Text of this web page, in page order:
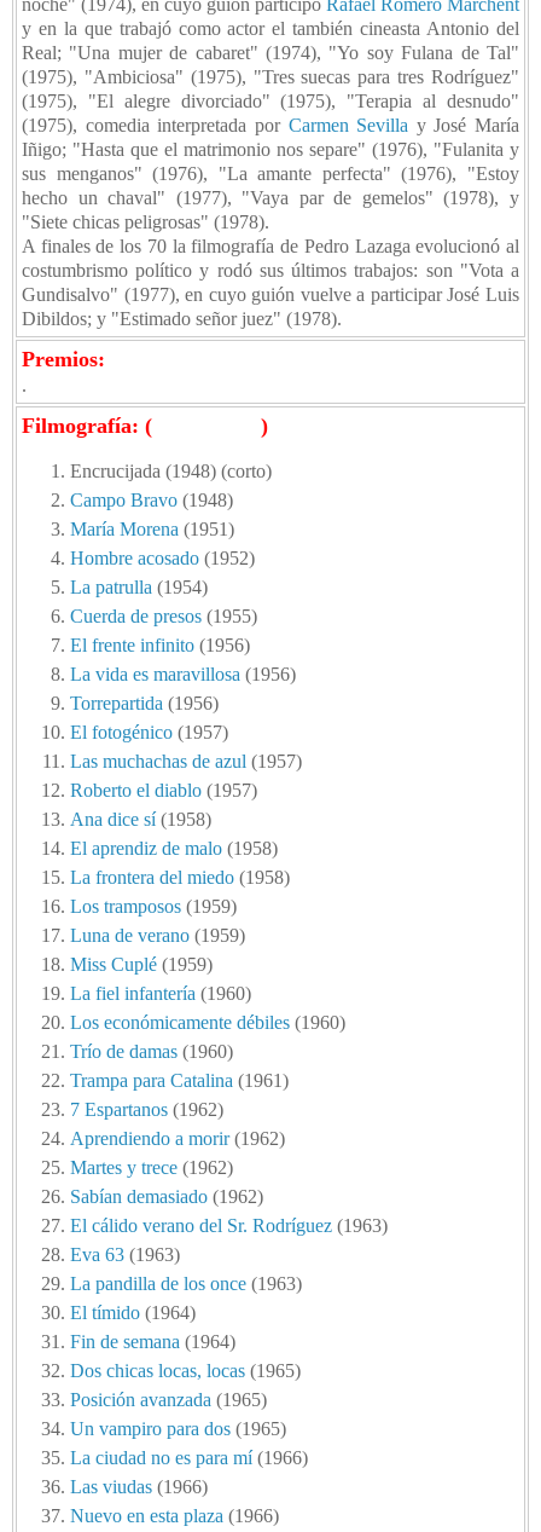
y en la que trabajó como actor el también cineasta Antonio del
Real; "Una mujer de cabaret" (1974), "Yo soy Fulana de Tal"
(1975), "Ambiciosa" (1975), "Tres suecas para tres Rodríguez"
(1975), "El alegre divorciado" (1975), "Terapia al desnudo"
(1975), comedia interpretada por Carmen Sevilla y José María
Iñigo; "Hasta que el matrimonio nos separe" (1976), "Fulanita y
sus menganos" (1976), "La amante perfecta" (1976), "Estoy
hecho un chaval" (1977), "Vaya par de gemelos" (1978), y
"Siete chicas peligrosas" (1978).
A finales de los 70 la filmografía de Pedro Lazaga evolucionó al
costumbrismo político y rodó sus últimos trabajos: son "Vota a
Gundisalvo" (1977), en cuyo guión vuelve a participar José Luis
Dibildos; y "Estimado señor juez" (1978).
Premios:
.
Filmografía: ( )
Encrucijada (1948) (corto)
Campo Bravo (1948)
María Morena (1951)
Hombre acosado (1952)
La patrulla (1954)
Cuerda de presos (1955)
El frente infinito (1956)
La vida es maravillosa (1956)
Torrepartida (1956)
El fotogénico (1957)
Las muchachas de azul (1957)
Roberto el diablo (1957)
Ana dice sí(1958)
El aprendiz de malo (1958)
La frontera del miedo (1958)
Los tramposos (1959)
Luna de verano (1959)
Miss Cuplé (1959)
La fiel infantería (1960)
Los económicamente débiles (1960)
Trío de damas (1960)
Trampa para Catalina (1961)
7 Espartanos (1962)
Aprendiendo a morir(1962)
Martes y trece (1962)
Sabían demasiado (1962)
El cálido verano del Sr. Rodríguez (1963)
Eva 63 (1963)
La pandilla de los once (1963)
El tímido (1964)
Fin de semana (1964)
Dos chicas locas, locas (1965)
Posición avanzada (1965)
Un vampiro para dos (1965)
La ciudad no es para mí(1966)
Las viudas (1966)
Nuevo en esta plaza (1966)